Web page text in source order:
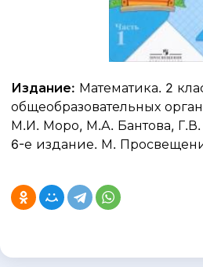
Издание: Математика. 2
общеобразовательных
М.И. Моро, М.А. Бантова,
6-е издание. М.